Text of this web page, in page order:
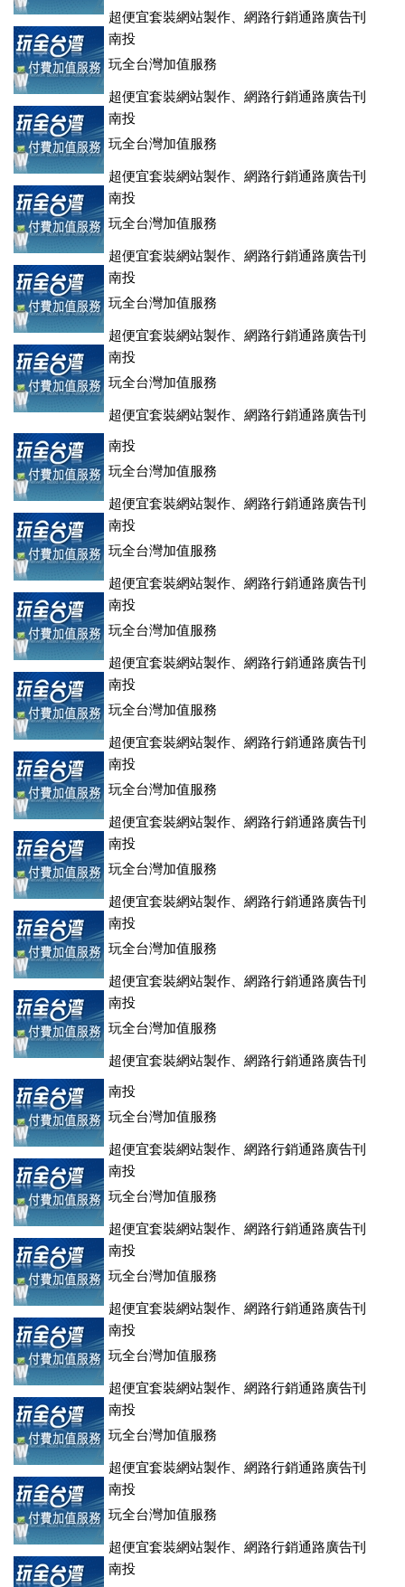
超便宜套裝網站製作、網路行銷通路廣告刊
登、訂房系統、客房委託旅行社銷售，全面優惠中....
南投
玩全台灣加值服務
超便宜套裝網站製作、網路行銷通路廣告刊
登、訂房系統、客房委託旅行社銷售，全面優惠中....
南投
玩全台灣加值服務
超便宜套裝網站製作、網路行銷通路廣告刊
登、訂房系統、客房委託旅行社銷售，全面優惠中....
南投
玩全台灣加值服務
超便宜套裝網站製作、網路行銷通路廣告刊
登、訂房系統、客房委託旅行社銷售，全面優惠中....
南投
玩全台灣加值服務
超便宜套裝網站製作、網路行銷通路廣告刊
登、訂房系統、客房委託旅行社銷售，全面優惠中....
南投
玩全台灣加值服務
超便宜套裝網站製作、網路行銷通路廣告刊
登、訂房系統、客房委託旅行社銷售，全面優惠中....
南投
玩全台灣加值服務
超便宜套裝網站製作、網路行銷通路廣告刊
登、訂房系統、客房委託旅行社銷售，全面優惠中....
南投
玩全台灣加值服務
超便宜套裝網站製作、網路行銷通路廣告刊
登、訂房系統、客房委託旅行社銷售，全面優惠中....
南投
玩全台灣加值服務
超便宜套裝網站製作、網路行銷通路廣告刊
登、訂房系統、客房委託旅行社銷售，全面優惠中....
南投
玩全台灣加值服務
超便宜套裝網站製作、網路行銷通路廣告刊
登、訂房系統、客房委託旅行社銷售，全面優惠中....
南投
玩全台灣加值服務
超便宜套裝網站製作、網路行銷通路廣告刊
登、訂房系統、客房委託旅行社銷售，全面優惠中....
南投
玩全台灣加值服務
超便宜套裝網站製作、網路行銷通路廣告刊
登、訂房系統、客房委託旅行社銷售，全面優惠中....
南投
玩全台灣加值服務
超便宜套裝網站製作、網路行銷通路廣告刊
登、訂房系統、客房委託旅行社銷售，全面優惠中....
南投
玩全台灣加值服務
超便宜套裝網站製作、網路行銷通路廣告刊
登、訂房系統、客房委託旅行社銷售，全面優惠中....
南投
玩全台灣加值服務
超便宜套裝網站製作、網路行銷通路廣告刊
登、訂房系統、客房委託旅行社銷售，全面優惠中....
南投
玩全台灣加值服務
超便宜套裝網站製作、網路行銷通路廣告刊
登、訂房系統、客房委託旅行社銷售，全面優惠中....
南投
玩全台灣加值服務
超便宜套裝網站製作、網路行銷通路廣告刊
登、訂房系統、客房委託旅行社銷售，全面優惠中....
南投
玩全台灣加值服務
超便宜套裝網站製作、網路行銷通路廣告刊
登、訂房系統、客房委託旅行社銷售，全面優惠中....
南投
玩全台灣加值服務
超便宜套裝網站製作、網路行銷通路廣告刊
登、訂房系統、客房委託旅行社銷售，全面優惠中....
南投
玩全台灣加值服務
超便宜套裝網站製作、網路行銷通路廣告刊
登、訂房系統、客房委託旅行社銷售，全面優惠中....
南投